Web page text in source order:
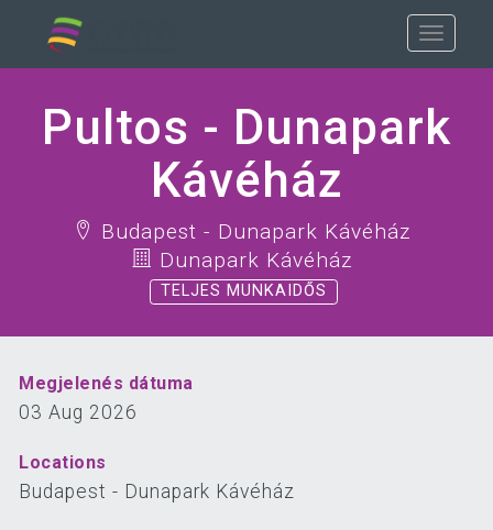
Pultos - Dunapark
Kávéház
Budapest - Dunapark Kávéház
Dunapark Kávéház
TELJES MUNKAIDŐS
Megjelenés dátuma
03 Aug 2026
Locations
Budapest - Dunapark Kávéház